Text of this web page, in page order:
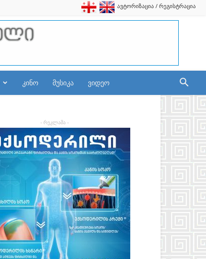
ავტორიზაცია / რეგისტრაცია
კინო მუსიკა ვიდეო
- რეკლამა -